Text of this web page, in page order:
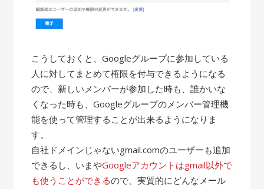
こうしておくと、Googleグループに参加している
人に対してまとめて権限を付与できるようになる
ので、新しいメンバーが参加した時も、誰かいな
くなった時も、Googleグループのメンバー管理機
能を使って管理することが出来るようになりま
す。
自社ドメインじゃないgmail.comのユーザーも追加
できるし、いまやGoogleアカウントはgmail以外で
も使うことができるので、実質的にどんなメール